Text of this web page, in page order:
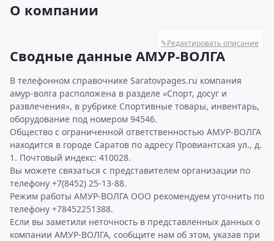
О компании
✎Редактировать описание
Сводные данные АМУР-ВОЛГА
В телефонном справочнике Saratovpages.ru компания
амур-волга расположена в разделе «Спорт, досуг и
развлечения», в рубрике Спортивные товары, инвентарь,
оборудование под номером 94546.
Общество с ограниченной ответственностью АМУР-ВОЛГА
находится в городе Саратов по адресу Провиантская ул., д.
1. Почтовый индекс: 410028.
Вы можете связаться с представителем организации по
телефону +7(8452) 25-13-88.
Режим работы АМУР-ВОЛГА ООО рекомендуем уточнить по
телефону +78452251388.
Если вы заметили неточность в представленных данных о
компании АМУР-ВОЛГА, сообщите нам об этом, указав при